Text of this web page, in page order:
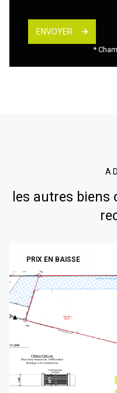
ENVOYER
*
A
les autres
PRIX EN BAISSE